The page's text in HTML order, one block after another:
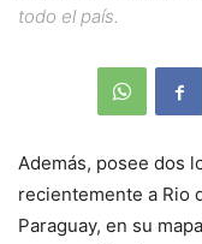
todo el país.
Además, posee dos
recientemente a Rio
Paraguay, en su